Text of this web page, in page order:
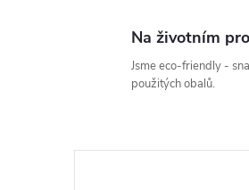
Na životním
Jsme eco-friendly -
použitých obalů.